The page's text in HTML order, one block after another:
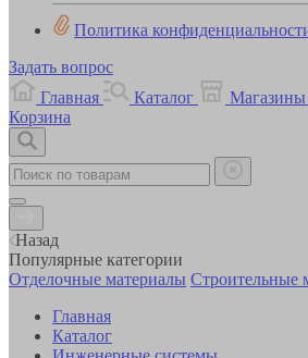
Политика
Задать вопрос
Главная
Каталог Магазины
Корзина
Назад
Популярные категории
Отделочные материалы Строительные
Главная
Каталог